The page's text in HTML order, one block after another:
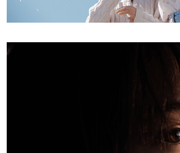
Ein Link zum Erstellen eines neuen
Mail-Adresse gesendet.
Please select all the ways you would like